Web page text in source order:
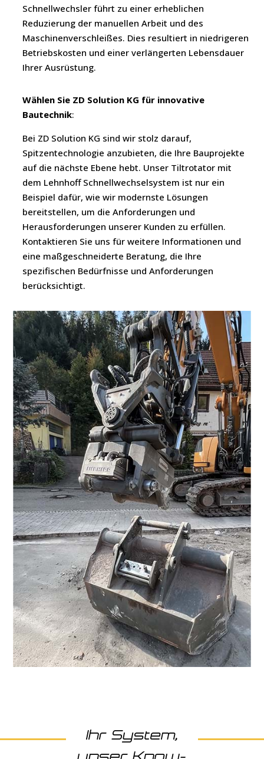
Schnellwechsler führt zu einer erheblichen
Reduzierung der manuellen Arbeit und des
Maschinenverschleißes. Dies resultiert in niedrigeren
Betriebskosten und einer verlängerten Lebensdauer
Ihrer Ausrüstung.
Wählen Sie ZD Solution KG für innovative
Bautechnik:
Bei ZD Solution KG sind wir stolz darauf,
Spitzentechnologie anzubieten, die Ihre Bauprojekte
auf die nächste Ebene hebt. Unser Tiltrotator mit
dem Lehnhoff Schnellwechselsystem ist nur ein
Beispiel dafür, wie wir modernste Lösungen
bereitstellen, um die Anforderungen und
Herausforderungen unserer Kunden zu erfüllen.
Kontaktieren Sie uns für weitere Informationen und
eine maßgeschneiderte Beratung, die Ihre
spezifischen Bedürfnisse und Anforderungen
berücksichtigt.
Ihr System,